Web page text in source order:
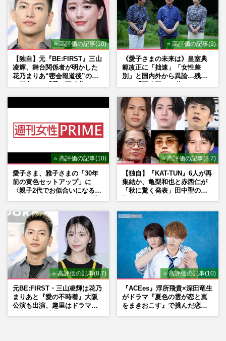
⭐ 高評価の記事(10)
【独自】元『BE:FIRST』三山
凌輝、舞台関係者が明かした
花乃まりあ“密会報道後”の呆
⭐ 高評価の記事(9)
《愛子さまの未来は》皇室典
範改正に「拙速」「女性差
別」と国内外から異論…残さ
⭐ 高評価の記事(10)
愛子さま、雅子さまの「30年
前の黄色セットアップ」に
〈親子2代でお似合いになる〉
⭐ 高評価の記事(8.7)
【独自】『KAT-TUN』6人が再
集結か、亀梨和也と赤西仁が
「秋に驚く発表」田中聖の刑
⭐ 高評価の記事(8.7)
元BE:FIRST・三山凌輝は花乃
まりあと『愛の不時着』大阪
公演も出演、趣里はドラマ
⭐ 高評価の記事(10)
『ACEes』浮所飛貴×深田竜生
がドラマ『夏色の雲が恋と嵐
をまきおこす』で挑んだ恋人